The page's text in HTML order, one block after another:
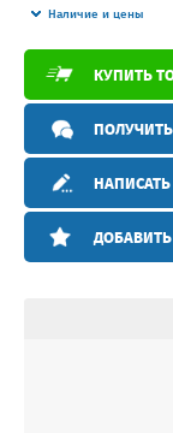
Наличие и цены
КУПИТЬ